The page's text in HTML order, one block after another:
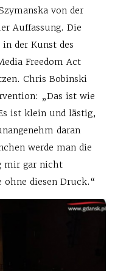
von der
Auffassung. Die
der Kunst des
Freedom Act
Chris Bobinski
„Das ist wie
ist klein und lästig,
daran
werde man die
mir gar nicht
ohne diesen Druck.“